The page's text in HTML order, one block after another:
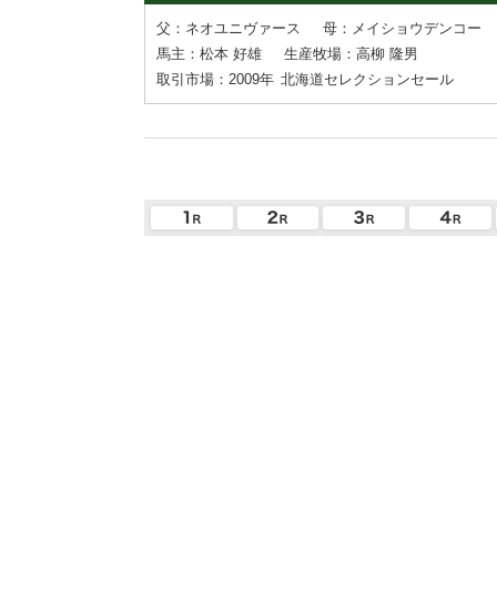
父：ネオユニヴァース
母：メイショウデンコー
馬主：松本 好雄
生産牧場：高柳 隆男
取引市場：2009年 北海道セレクションセール